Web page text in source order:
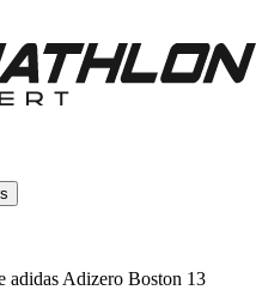
adidas Adizero Boston 13